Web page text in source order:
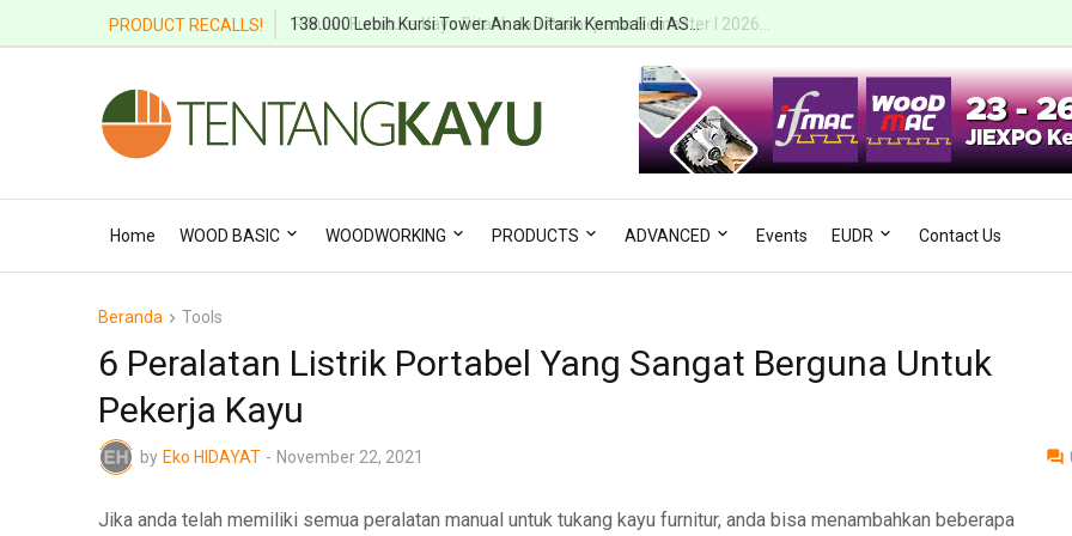
PRODUCT RECALLS! Ribuan Furniture Kayu Ditarik dari Pasar pada Semester I 2026...
Home WOOD BASIC WOODWORKING PRODUCTS ADVANCED Events EUDR Contact Us
Beranda Tools
6 Peralatan Listrik Portabel Yang Sangat Berguna Untuk
Pekerja Kayu
by Eko HIDAYAT - November 22, 2021
Jika anda telah memiliki semua peralatan manual untuk tukang kayu furnitur, anda bisa menambahkan beberapa